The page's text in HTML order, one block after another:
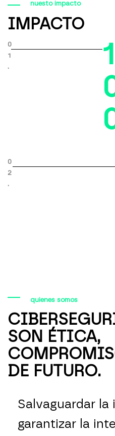
nuesto impacto
IMPACTO
0
1
.
1
0
2
.
quienes somos
SON ÉTICA,
DE FUTURO.
Salvaguardar
garantizar la